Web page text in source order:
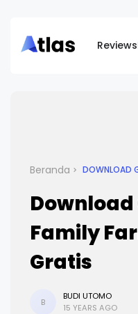
Reviews
Beranda DOWNLOAD
Download
Family
Gratis
B
BUDI UTOMO
15 YEARS AGO